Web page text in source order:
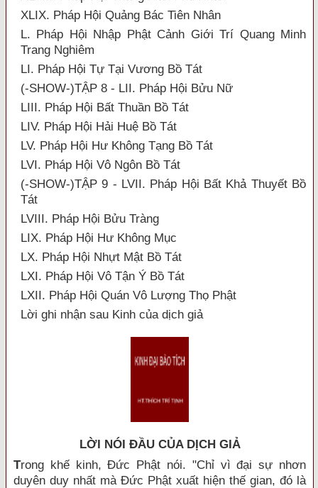
XLIX. Pháp Hội Quảng Bác Tiên Nhân
L. Pháp Hội Nhập Phật Cảnh Giới Trí Quang Minh
Trang Nghiêm
LI. Pháp Hội Tự Tại Vương Bồ Tát
(-SHOW-)TẬP 8 - LII. Pháp Hội Bửu Nữ
LIII. Pháp Hội Bất Thuần Bồ Tát
LIV. Pháp Hội Hải Huệ Bồ Tát
LV. Pháp Hội Hư Không Tạng Bồ Tát
LVI. Pháp Hội Vô Ngôn Bồ Tát
(-SHOW-)TẬP 9 - LVII. Pháp Hội Bất Khả Thuyết Bồ
Tát
LVIII. Pháp Hội Bửu Tràng
LIX. Pháp Hội Hư Không Mục
LX. Pháp Hội Nhựt Mật Bồ Tát
LXI. Pháp Hội Vô Tận Ý Bồ Tát
LXII. Pháp Hội Quán Vô Lượng Thọ Phật
Lời ghi nhận sau Kinh của dịch giả
LỜI NÓI ÐẦU CỦA DỊCH GIẢ
Trong khế kinh, Đức Phật nói. "Chỉ vì đại sự nhơn
duyên duy nhất mà Đức Phật xuất hiện thế gian, đó là